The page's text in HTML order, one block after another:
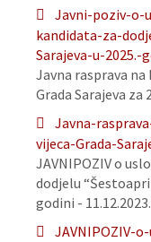
Javni-poziv-o-
kandidata-za-
Sarajeva-u-2025.-
Javna rasprava
Grada Sarajeva za
Javna-
vijeca-Grada-
JAVNIPOZIV o
dodjelu
godini - 11.12.2023.
JAVNIPOZIV-